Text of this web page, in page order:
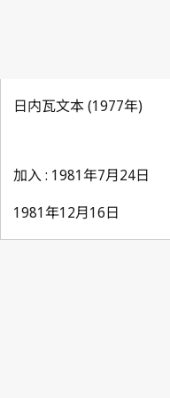
日内瓦文本 (1977年)
加入 : 1981年7月24日
1981年12月16日